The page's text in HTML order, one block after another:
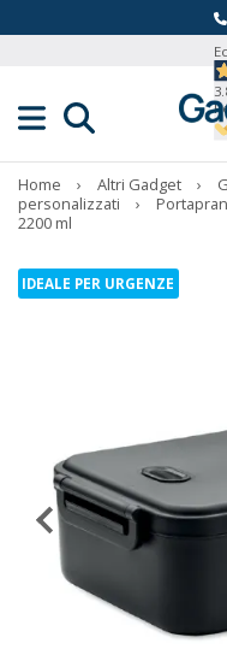
Home › Altri Gadget ›
personalizzati
›
2200 ml
IDEALE PER URGENZE